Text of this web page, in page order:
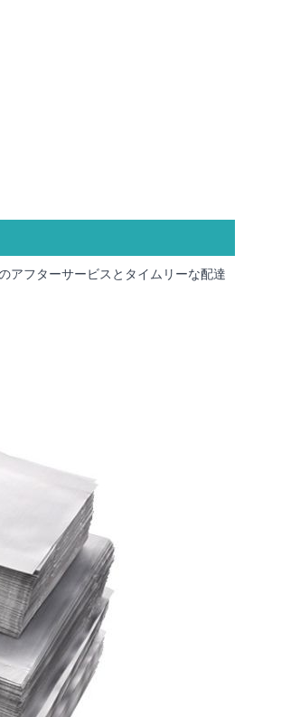
アフターサービスとタイムリーな配達